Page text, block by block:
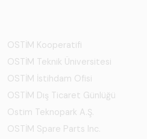
OSTİM Kooperatifi
OSTİM Teknik Üniversitesi
OSTİM İstihdam Ofisi
OSTİM Dış Ticaret Günlüğü
Ostim Teknopark A.Ş.
OSTİM Spare Parts Inc.